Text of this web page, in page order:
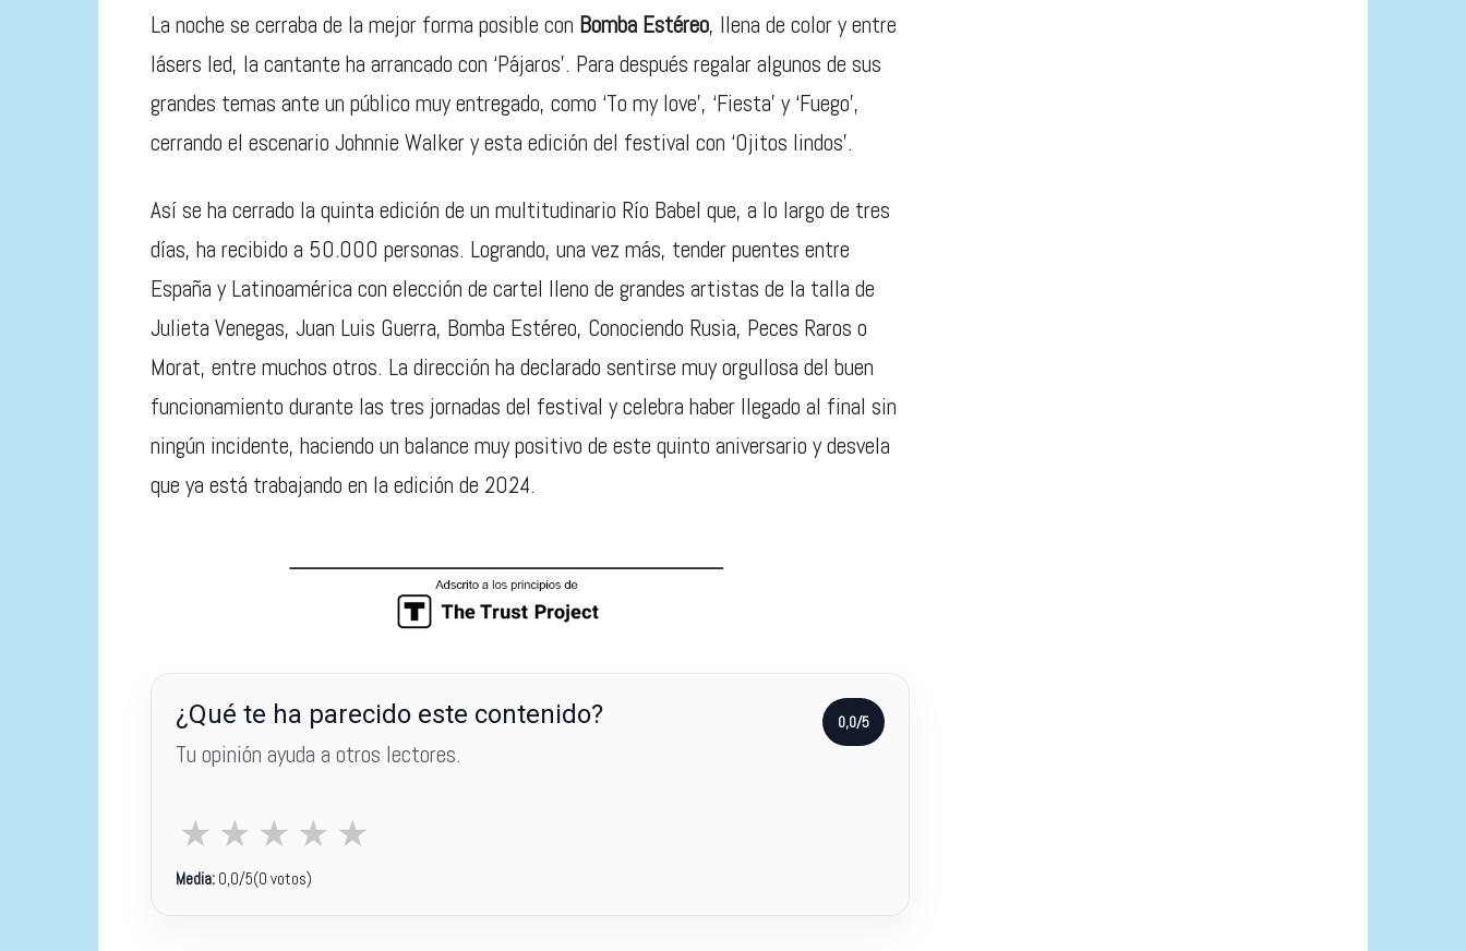
La noche se cerraba de la mejor forma posible con Bomba Estéreo, llena de color y entre
lásers led, la cantante ha arrancado con ‘Pájaros’. Para después regalar algunos de sus
grandes temas ante un público muy entregado, como ‘To my love’, ‘Fiesta’ y ‘Fuego’,
cerrando el escenario Johnnie Walker y esta edición del festival con ‘Ojitos lindos’.
Así se ha cerrado la quinta edición de un multitudinario Río Babel que, a lo largo de tres
días, ha recibido a 50.000 personas. Logrando, una vez más, tender puentes entre
España y Latinoamérica con elección de cartel lleno de grandes artistas de la talla de
Julieta Venegas, Juan Luis Guerra, Bomba Estéreo, Conociendo Rusia, Peces Raros o
Morat, entre muchos otros. La dirección ha declarado sentirse muy orgullosa del buen
funcionamiento durante las tres jornadas del festival y celebra haber llegado al final sin
ningún incidente, haciendo un balance muy positivo de este quinto aniversario y desvela
que ya está trabajando en la edición de 2024.
¿Qué te ha parecido este contenido?
Tu opinión ayuda a otros lectores.
0,0/5
★ ★ ★ ★ ★
Media: 0,0/5(0 votos)